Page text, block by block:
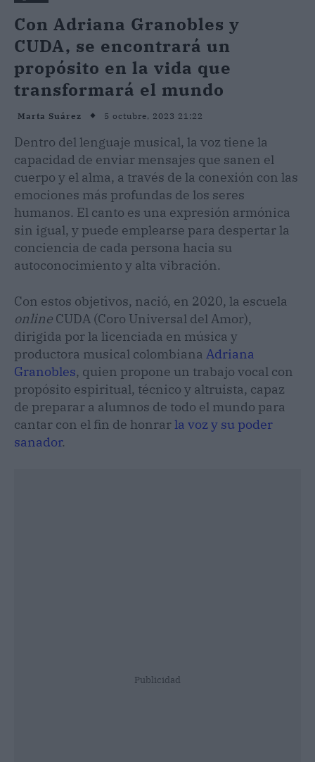
Con Adriana Granobles y
CUDA, se encontrará un
propósito en la vida que
transformará el mundo
Marta Suárez 5 octubre, 2023 21:22
Dentro del lenguaje musical, la voz tiene la
capacidad de enviar mensajes que sanen el
cuerpo y el alma, a través de la conexión con las
emociones más profundas de los seres
humanos. El canto es una expresión armónica
sin igual, y puede emplearse para despertar la
conciencia de cada persona hacia su
autoconocimiento y alta vibración.
Con estos objetivos, nació, en 2020, la escuela
online CUDA (Coro Universal del Amor),
dirigida por la licenciada en música y
productora musical colombiana Adriana
Granobles, quien propone un trabajo vocal con
propósito espiritual, técnico y altruista, capaz
de preparar a alumnos de todo el mundo para
cantar con el fin de honrarla voz y su poder
sanador.
Publicidad